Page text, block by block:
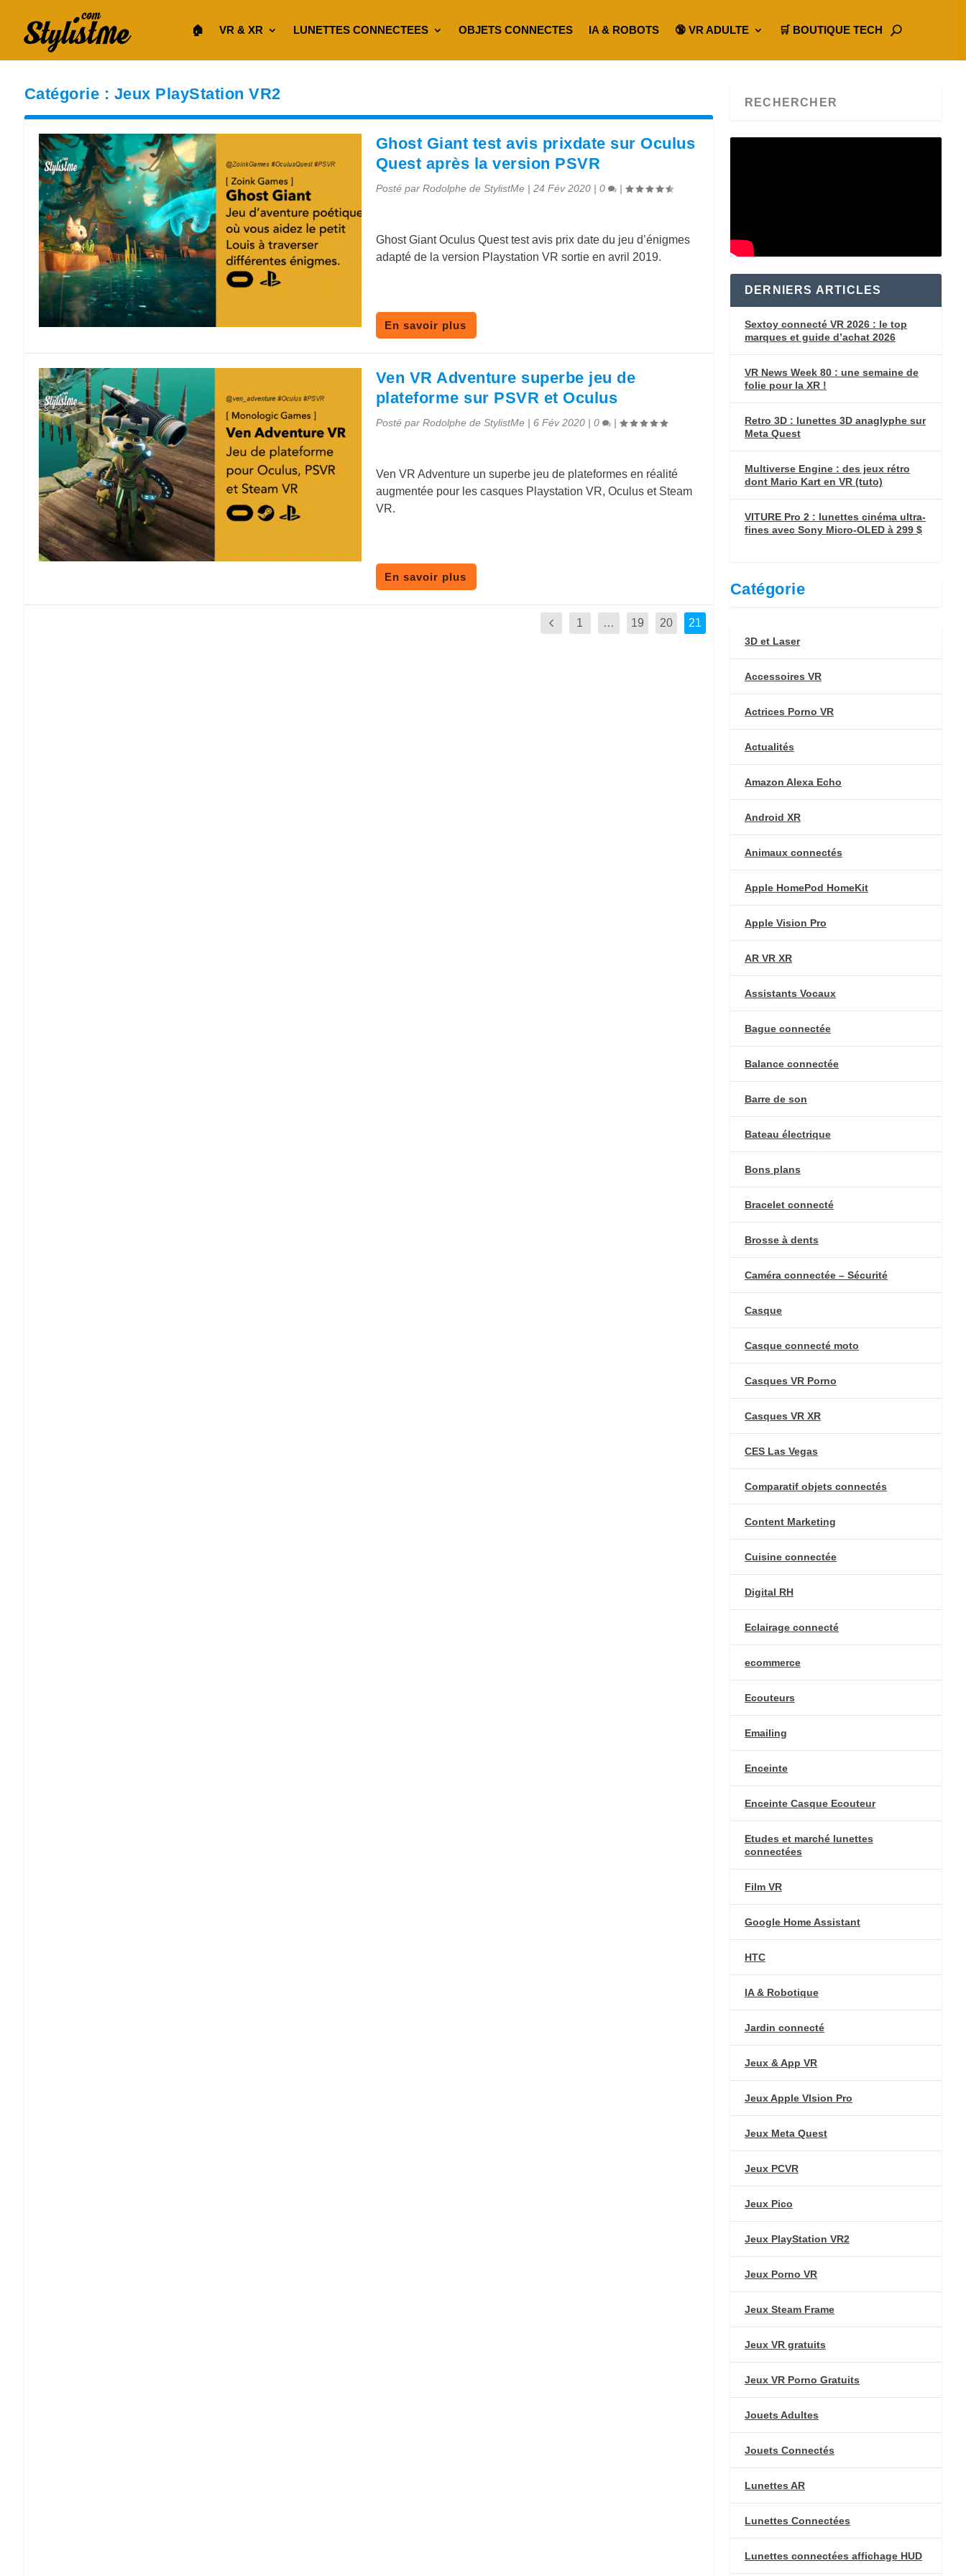
🏠︎ VR & XR LUNETTES CONNECTEES OBJETS CONNECTES IA & ROBOTS 🔞 VR ADULTE 🛒 BOUTIQUE TECH
Catégorie : Jeux PlayStation VR2
Ghost Giant test avis prixdate sur Oculus
Quest après la version PSVR
Posté par Rodolphe de StylistMe| 24 Fév 2020| 0 |
Ghost Giant Oculus Quest test avis prix date du jeu d’énigmes
adapté de la version Playstation VR sortie en avril 2019.
En savoir plus
Ven VR Adventure superbe jeu de
plateforme sur PSVR et Oculus
Posté par Rodolphe de StylistMe| 6 Fév 2020| 0 |
Ven VR Adventure un superbe jeu de plateformes en réalité
augmentée pour les casques Playstation VR, Oculus et Steam
VR.
En savoir plus
1 … 19 20 21
DERNIERS ARTICLES
Sextoy connecté VR 2026 : le top
marques et guide d’achat 2026
VR News Week 80 : une semaine de
folie pour la XR !
Retro 3D : lunettes 3D anaglyphe sur
Meta Quest
Multiverse Engine : des jeux rétro
dont Mario Kart en VR (tuto)
VITURE Pro 2 : lunettes cinéma ultra-
fines avec Sony Micro-OLED à 299 $
Catégorie
3D et Laser
Accessoires VR
Actrices Porno VR
Actualités
Amazon Alexa Echo
Android XR
Animaux connectés
Apple HomePod HomeKit
Apple Vision Pro
AR VR XR
Assistants Vocaux
Bague connectée
Balance connectée
Barre de son
Bateau électrique
Bons plans
Bracelet connecté
Brosse à dents
Caméra connectée – Sécurité
Casque
Casque connecté moto
Casques VR Porno
Casques VR XR
CES Las Vegas
Comparatif objets connectés
Content Marketing
Cuisine connectée
Digital RH
Eclairage connecté
ecommerce
Ecouteurs
Emailing
Enceinte
Enceinte Casque Ecouteur
Etudes et marché lunettes
connectées
Film VR
Google Home Assistant
HTC
IA & Robotique
Jardin connecté
Jeux & App VR
Jeux Apple VIsion Pro
Jeux Meta Quest
Jeux PCVR
Jeux Pico
Jeux PlayStation VR2
Jeux Porno VR
Jeux Steam Frame
Jeux VR gratuits
Jeux VR Porno Gratuits
Jouets Adultes
Jouets Connectés
Lunettes AR
Lunettes Connectées
Lunettes connectées affichage HUD